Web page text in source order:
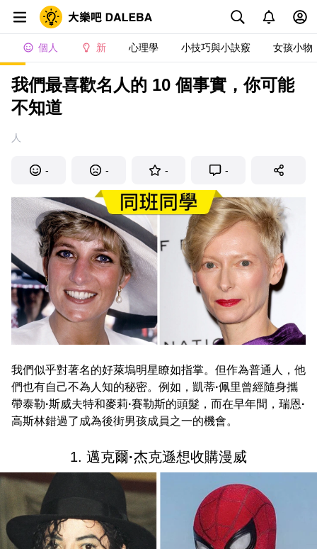
個人 新 心理學 小技巧與小訣竅 女孩小物
我們最喜歡名人的 10 個事實，你可能
不知道
人
- - - -
我們似乎對著名的好萊塢明星瞭如指掌。但作為普通人，他
們也有自己不為人知的秘密。例如，凱蒂·佩里曾經隨身攜
帶泰勒·斯威夫特和麥莉·賽勒斯的頭髮，而在早年間，瑞恩·
高斯林錯過了成為後街男孩成員之一的機會。
1. 邁克爾·杰克遜想收購漫威